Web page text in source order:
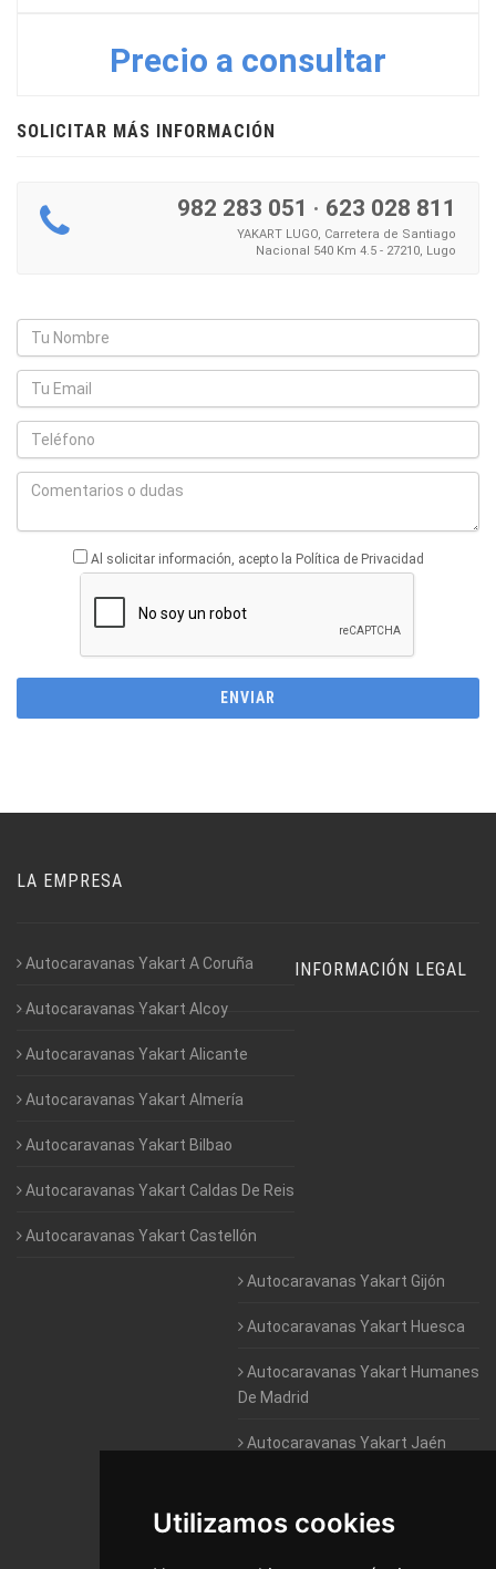
Utilizamos cookies
Precio a consultar
SOLICITAR MÁS INFORMACIÓN
982 283 051 · 623 028 811
YAKART LUGO, Carretera de Santiago
Nacional 540 Km 4.5 - 27210, Lugo
Al solicitar información, acepto la Política de Privacidad
LA EMPRESA
Autocaravanas Yakart A Coruña
Autocaravanas Yakart Alcoy
Autocaravanas Yakart Alicante
Autocaravanas Yakart Almería
Autocaravanas Yakart Bilbao
Autocaravanas Yakart Caldas De Reis
Autocaravanas Yakart Castellón
Autocaravanas Yakart Gijón
Autocaravanas Yakart Huesca
Autocaravanas Yakart Humanes
De Madrid
Autocaravanas Yakart Jaén
Autocaravanas Yakart Valencia
INFORMACIÓN LEGAL